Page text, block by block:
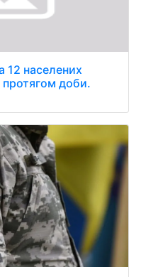
12 населених
протягом доби.